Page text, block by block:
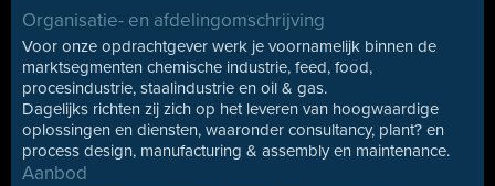
Organisatie- en afdelingomschrijving
Voor onze opdrachtgever werk je voornamelijk binnen de
marktsegmenten chemische industrie, feed, food,
procesindustrie, staalindustrie en oil & gas.
Dagelijks richten zij zich op het leveren van hoogwaardige
oplossingen en diensten, waaronder consultancy, plant? en
process design, manufacturing & assembly en maintenance.
Aanbod